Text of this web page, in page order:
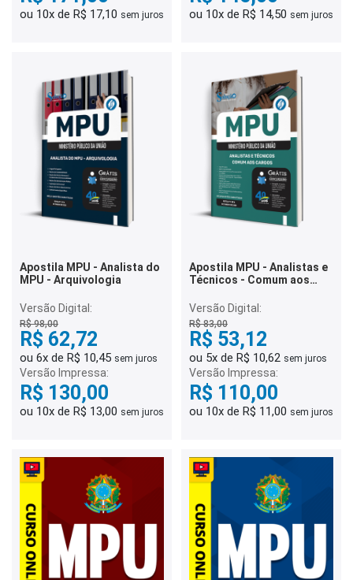
ou 10x de R$ 17,10 sem juros ou 10x de R$ 14,50 sem juros
Apostila MPU - Analista do
MPU - Arquivologia
Versão Digital:
R$ 98,00
R$ 62,72
ou 6x de R$ 10,45 sem juros
Versão Impressa:
R$ 130,00
ou 10x de R$ 13,00 sem juros
Apostila MPU - Analistas e
Técnicos - Comum aos
Versão Digital:
R$ 83,00
R$ 53,12
ou 5x de R$ 10,62 sem juros
Versão Impressa:
R$ 110,00
ou 10x de R$ 11,00 sem juros